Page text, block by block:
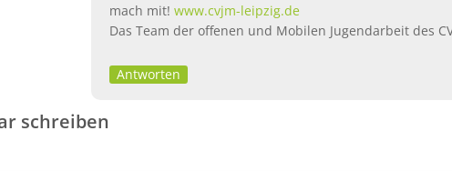
mach mit!www.cvjm-leipzig.de
Das Team der offenen und Mobilen Jugendarbeit des
Antworten
schreiben